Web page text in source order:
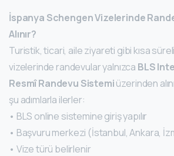
İspanya Schengen Vizelerinde
Alınır?
Turistik, ticari, aile ziyareti gibi kısa
vizelerinde randevular yalnızca BLS
Resmî Randevu Sistemiüzerinden
şu adımlarla ilerler:
• BLS online sistemine giriş yapılır
• Başvuru merkezi (İstanbul, Ankara,
• Vize türü belirlenir